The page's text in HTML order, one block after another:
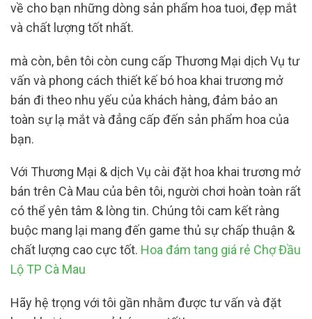
về cho bạn những dòng sản phẩm hoa tuoi, đẹp mắt
và chất lượng tốt nhất.
mà còn, bên tôi còn cung cấp Thương Mại dịch Vụ tư
vấn và phong cách thiết kế bó hoa khai trương mở
bán đi theo nhu yếu của khách hàng, đảm bảo an
toàn sự lạ mắt và đẳng cấp đến sản phẩm hoa của
bạn.
Với Thương Mại & dịch Vụ cài đặt hoa khai trương mở
bán trên Cà Mau của bên tôi, người chơi hoàn toàn rất
có thể yên tâm & lòng tin. Chúng tôi cam kết ràng
buộc mang lại mang đến game thủ sự chấp thuận &
chất lượng cao cực tốt. Hoa đám tang giá rẻ Chợ Đầu
Lộ TP Cà Mau
Hãy hệ trọng với tôi gần nhằm được tư vấn và đặt